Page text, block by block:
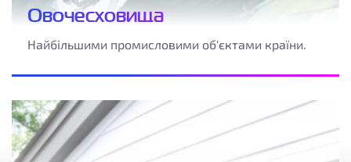
Овочесховища
Найбільшими промисловими об'єктами країни.